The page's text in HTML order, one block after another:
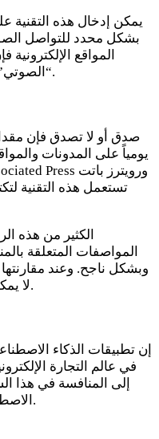
يمكن إدخال هذه التقنية
بشكل محدد للتواصل
المواقع
“الصوتي” بشتى الطرق في السنوات القادمة.
صدق أو لا تصدق فإن
يومياً على المدونات
تستعمل هذه التقنية
الكثير من هذه
المواصفات المتعلقة
وبشكل ناجح. وعند
لا يمكن الاستهانة بها وهي أقل تكلفة أيضاً.
إن تطبيقات الذكاء
في عالم التجارة
إلى المنافسة في هذا
الاصطناعي وتجربتها وتوظيفها في أعمالها.